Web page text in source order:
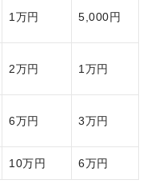
1万円 5,000円
2万円 1万円
6万円 3万円
10万円 6万円